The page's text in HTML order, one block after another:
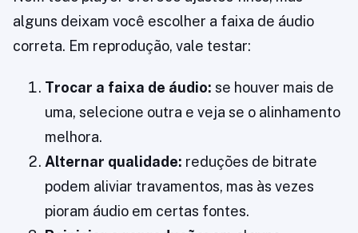
alguns deixam você escolher a faixa de áudio
correta. Em reprodução, vale testar:
Trocar a faixa de áudio: se houver mais de
uma, selecione outra e veja se o alinhamento
melhora.
Alternar qualidade: reduções de bitrate
podem aliviar travamentos, mas às vezes
pioram áudio em certas fontes.